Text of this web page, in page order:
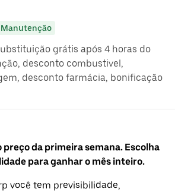
Manutenção
grátis após 4 horas do
desconto combustivel,
desconto farmácia, bonificação
preço da primeira semana. Escolha
para ganhar o mês inteiro.
você tem previsibilidade,